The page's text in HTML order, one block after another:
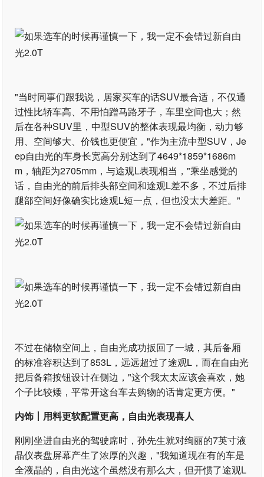
"当时同事们跟我说，居家买车的话SUV最合适，不仅通
过性比轿车高、不用怕蹭马路牙子，车里空间也大；然
后在各种SUV里，中型SUV的整体表现最均衡，动力够
用、空间够大、价钱也更便宜，"作为主流中型SUV，Je
ep自由光的车身长宽高分别达到了4649*1859*1686m
m，轴距为2705mm，与途观L表现相当，"乘坐感觉的
话，自由光的前后排头部空间和途观L差不多，不过后排
腿部空间好像确实比途观L短一点，但也没太大差距。"
不过在储物空间上，自由光成功扳回了一城，其后备厢
的标准容积达到了853L，远远超过了途观L，而在自由光
把后备箱按钮设计在侧边，"这个我太太应该会喜欢，她
个子比较矮，平常开这台车去购物的话肯定更方便。"
内饰丨用料更软配置更高，自由光表现喜人
刚刚坐进自由光的驾驶席时，孙先生就对绚丽的7英寸液
晶仪表盘屏幕产生了浓厚的兴趣，"我知道现在有的车是
全液晶的，自由光这个虽然没有那么大，但开惯了途观L